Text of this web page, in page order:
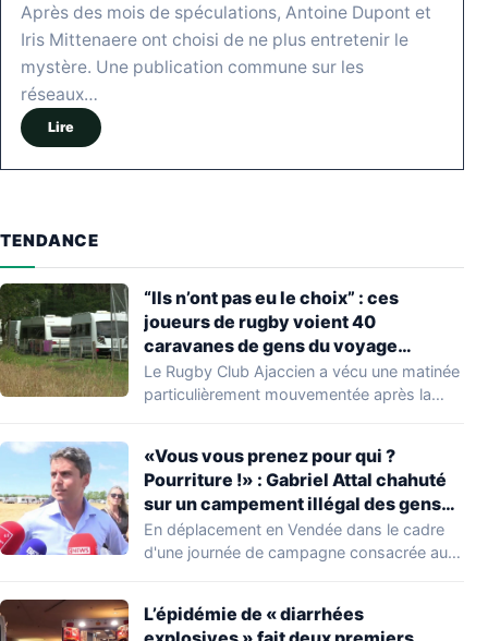
Après des mois de spéculations, Antoine Dupont et
Iris Mittenaere ont choisi de ne plus entretenir le
mystère. Une publication commune sur les
réseaux…
Lire
TENDANCE
“Ils n’ont pas eu le choix” : ces
joueurs de rugby voient 40
caravanes de gens du voyage
s’installer dans leur stade, ils les
délogent en moins d’1 heure
Le Rugby Club Ajaccien a vécu une matinée
particulièrement mouvementée après la
«Vous vous prenez pour qui ?
Pourriture !» : Gabriel Attal chahuté
sur un campement illégal des gens
du voyage
En déplacement en Vendée dans le cadre
d'une journée de campagne consacrée aux
L’épidémie de « diarrhées